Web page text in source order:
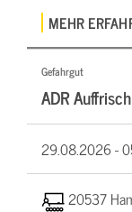
MEHR
Gefahrgut
ADR
29.08.2026 -
20537